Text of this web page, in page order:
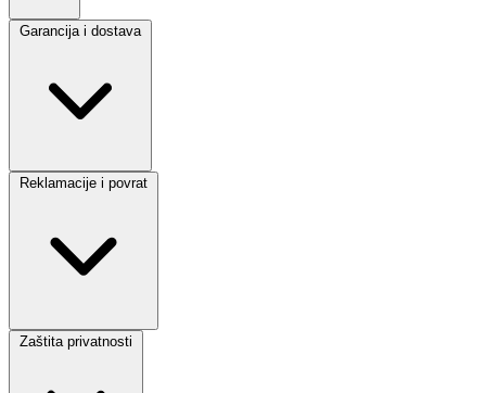
Garancija i dostava
Reklamacije i povrat
Zaštita privatnosti